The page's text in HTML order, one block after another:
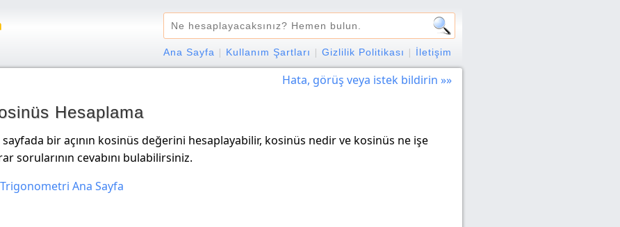
Ana Sayfa | Kullanım Şartları | Gizlilik Politikası | İletişim
Hata, görüş veya istek bildirin »»
Hesaplama
sayfada bir açının kosinüs değerini hesaplayabilir, kosinüs nedir ve kosinüs ne işe
sorularının cevabını bulabilirsiniz.
Ana Sayfa